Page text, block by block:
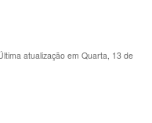
atualização em Quarta, 13 de